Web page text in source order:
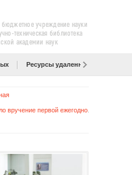
бюджетное учреждение науки
техническая библиотека
академии наук
Ресурсы удаленного доступа